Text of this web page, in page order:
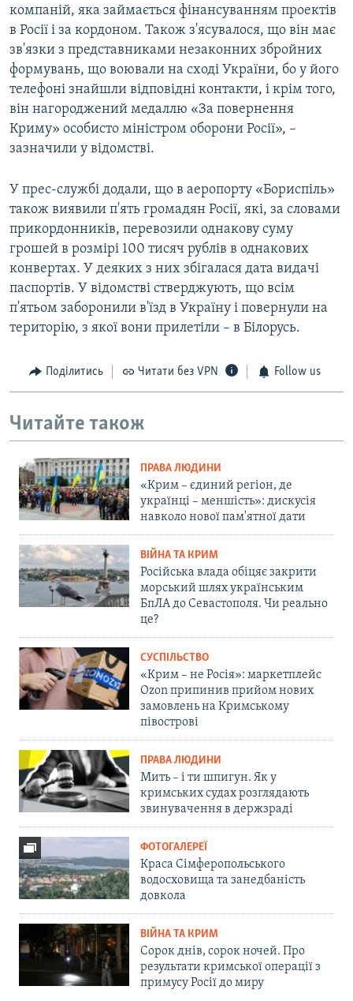
компаній, яка займається фінансуванням проектів
в Росії і за кордоном. Також з'ясувалося, що він має
зв'язки з представниками незаконних збройних
формувань, що воювали на сході України, бо у його
телефоні знайшли відповідні контакти, і крім того,
він нагороджений медаллю «За повернення
Криму» особисто міністром оборони Росії», –
зазначили у відомстві.
У прес-службі додали, що в аеропорту «Бориспіль»
також виявили п'ять громадян Росії, які, за словами
прикордонників, перевозили однакову суму
грошей в розмірі 100 тисяч рублів в однакових
конвертах. У деяких з них збігалася дата видачі
паспортів. У відомстві стверджують, що всім
п'ятьом заборонили в'їзд в Україну і повернули на
територію, з якої вони прилетіли – в Білорусь.
Поділитись Читати без VPN Follow us
Читайте також
ПРАВА ЛЮДИНИ
«Крим – єдиний регіон, де
українці – меншість»: дискусія
навколо нової пам'ятної дати
ВІЙНА ТА КРИМ
Російська влада обіцяє закрити
морський шлях українським
БпЛА до Севастополя. Чи реально
це?
СУСПІЛЬСТВО
«Крим – не Росія»: маркетплейс
Ozon припинив прийом нових
замовлень на Кримському
півострові
ПРАВА ЛЮДИНИ
Мить – і ти шпигун. Як у
кримських судах розглядають
звинувачення в держзраді
ФОТОГАЛЕРЕЇ
Краса Сімферопольського
водосховища та занедбаність
довкола
ВІЙНА ТА КРИМ
Сорок днів, сорок ночей. Про
результати кримської операції з
примусу Росії до миру